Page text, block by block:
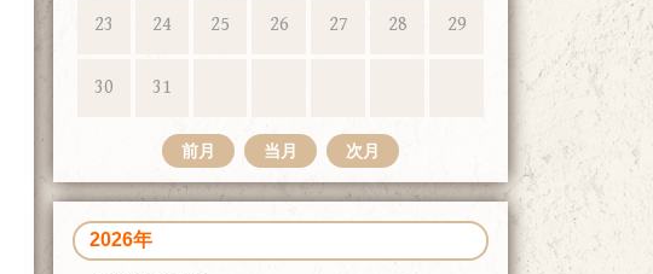
23 24 25 26 27 28 29
30 31
前月 当月 次月
2026年